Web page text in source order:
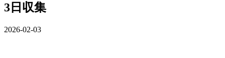
3日収集
2026-02-03